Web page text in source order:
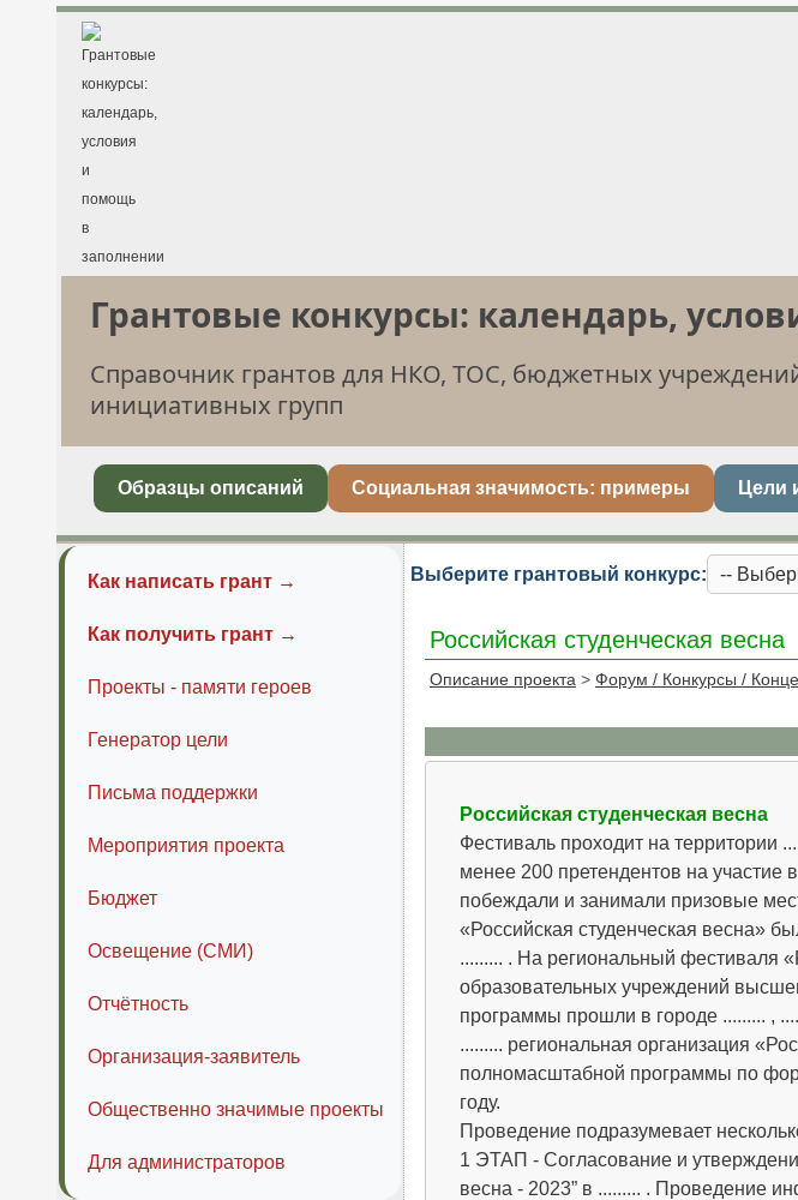
Грантовые конкурсы: календарь,
Справочник грантов для НКО, ТОС, бюджетных
инициативных групп
Образцы описаний Социальная значимость: примеры Цели
Как написать грант →
Как получить грант →
Проекты - памяти героев
Генератор цели
Письма поддержки
Мероприятия проекта
Бюджет
Освещение (СМИ)
Отчётность
Организация-заявитель
Общественно значимые проекты
Для администраторов
Выберите грантовый конкурс:
Российская студенческая весна
Описание проекта > Форум / Конкурсы /
Российская студенческая весна
Фестиваль проходит на территории
менее 200 претендентов на участие
побеждали и занимали призовые
«Российская студенческая весна»
......... . На региональный фестиваля
образовательных учреждений
программы прошли в городе ......... ,
......... региональная организация
полномасштабной программы по
году.
Проведение подразумевает
1 ЭТАП - Согласование и
весна - 2023” в ......... . Проведение